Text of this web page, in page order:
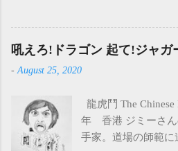
NAKED PREY）
ル・ワイルド
フリカ。白人のハ
益のためだけにハ
とを聞かない。原
ンターたちは原住
分たちが狩られる番
吼えろ!ドラゴン 起て!ジャガ
- August 25, 2020
龍虎鬥 The
年 香港 ジミーさん
手家。道場の師範に